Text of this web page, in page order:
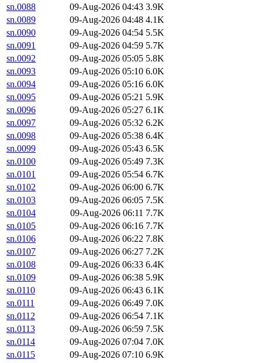
sn.0088
09-Aug-2026 04:43 3.9K
sn.0089
09-Aug-2026 04:48 4.1K
sn.0090
09-Aug-2026 04:54 5.5K
sn.0091
09-Aug-2026 04:59 5.7K
sn.0092
09-Aug-2026 05:05 5.8K
sn.0093
09-Aug-2026 05:10 6.0K
sn.0094
09-Aug-2026 05:16 6.0K
sn.0095
09-Aug-2026 05:21 5.9K
sn.0096
09-Aug-2026 05:27 6.1K
sn.0097
09-Aug-2026 05:32 6.2K
sn.0098
09-Aug-2026 05:38 6.4K
sn.0099
09-Aug-2026 05:43 6.5K
sn.0100
09-Aug-2026 05:49 7.3K
sn.0101
09-Aug-2026 05:54 6.7K
sn.0102
09-Aug-2026 06:00 6.7K
sn.0103
09-Aug-2026 06:05 7.5K
sn.0104
09-Aug-2026 06:11 7.7K
sn.0105
09-Aug-2026 06:16 7.7K
sn.0106
09-Aug-2026 06:22 7.8K
sn.0107
09-Aug-2026 06:27 7.2K
sn.0108
09-Aug-2026 06:33 6.4K
sn.0109
09-Aug-2026 06:38 5.9K
sn.0110
09-Aug-2026 06:43 6.1K
sn.0111
09-Aug-2026 06:49 7.0K
sn.0112
09-Aug-2026 06:54 7.1K
sn.0113
09-Aug-2026 06:59 7.5K
sn.0114
09-Aug-2026 07:04 7.0K
sn.0115
09-Aug-2026 07:10 6.9K